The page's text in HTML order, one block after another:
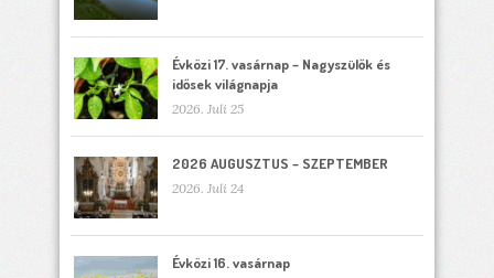
Évközi 17. vasárnap – Nagyszülők és
idősek világnapja
2026. Juli 25
2026 AUGUSZTUS – SZEPTEMBER
2026. Juli 24
Évközi 16. vasárnap